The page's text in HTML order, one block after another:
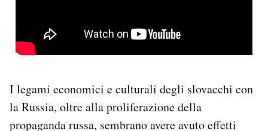
I legami economici e culturali degli slovacchi con
la Russia, oltre alla proliferazione della
propaganda russa, sembrano avere avuto effetti